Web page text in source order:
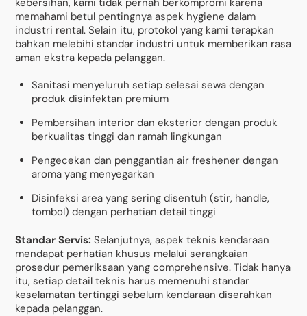
kebersihan, kami tidak pernah berkompromi karena
memahami betul pentingnya aspek hygiene dalam
industri rental. Selain itu, protokol yang kami terapkan
bahkan melebihi standar industri untuk memberikan rasa
aman ekstra kepada pelanggan.
Sanitasi menyeluruh setiap selesai sewa dengan
produk disinfektan premium
Pembersihan interior dan eksterior dengan produk
berkualitas tinggi dan ramah lingkungan
Pengecekan dan penggantian air freshener dengan
aroma yang menyegarkan
Disinfeksi area yang sering disentuh (stir, handle,
tombol) dengan perhatian detail tinggi
Standar Servis: Selanjutnya, aspek teknis kendaraan
mendapat perhatian khusus melalui serangkaian
prosedur pemeriksaan yang comprehensive. Tidak hanya
itu, setiap detail teknis harus memenuhi standar
keselamatan tertinggi sebelum kendaraan diserahkan
kepada pelanggan.